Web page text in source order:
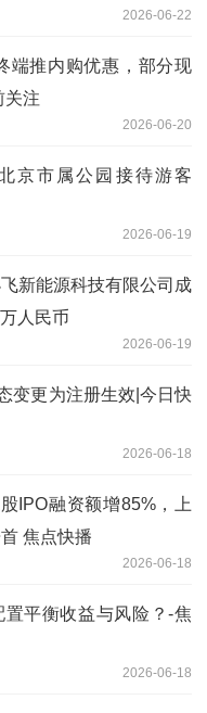
2026-06-22
端推内购优惠，部分现
关注
2026-06-20
京市属公园接待游客
2026-06-19
飞新能源科技有限公司成
人民币
2026-06-19
变更为注册生效|今日快
2026-06-18
IPO融资额增85%，上
焦点快播
2026-06-18
平衡收益与风险？-焦
2026-06-18